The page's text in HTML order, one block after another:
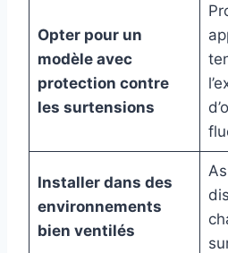
Opter pour un
modèle avec
protection contre
les surtensions
Installer dans des
environnements
bien ventilés